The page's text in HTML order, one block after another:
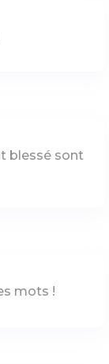
blessé sont
mots !